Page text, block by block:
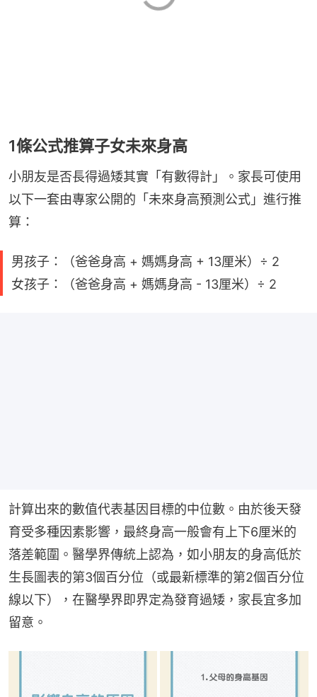
1條公式推算子女未來身高
小朋友是否長得過矮其實「有數得計」。家長可使用
以下一套由專家公開的「未來身高預測公式」進行推
算：
男孩子：（爸爸身高 + 媽媽身高 + 13厘米）÷ 2
女孩子：（爸爸身高 + 媽媽身高 - 13厘米）÷ 2
計算出來的數值代表基因目標的中位數。由於後天發
育受多種因素影響，最終身高一般會有上下6厘米的
落差範圍。醫學界傳統上認為，如小朋友的身高低於
生長圖表的第3個百分位（或最新標準的第2個百分位
線以下），在醫學界即界定為發育過矮，家長宜多加
留意。